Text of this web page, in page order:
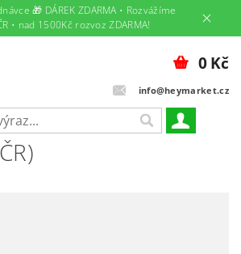
🎁 DÁREK ZDARMA • Rozvážíme
• nad 1500Kč rozvoz ZDARMA!
info@heymarket.cz
0 Kč